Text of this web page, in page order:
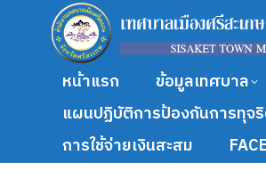
หน้าแรก ข้อมูลเทศบาล
แผนปฏิบัติการป้องกันการทุจ
การใช้จ่ายเงินสะสม